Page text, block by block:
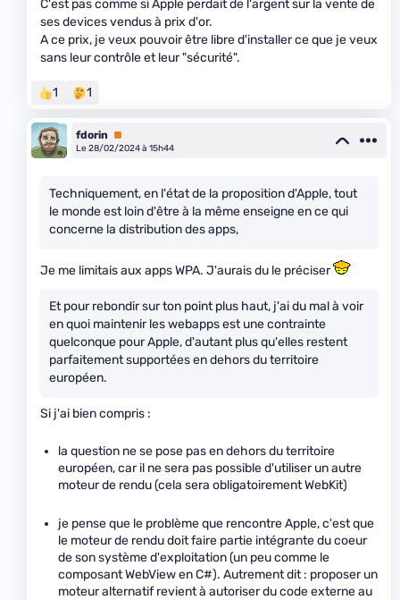
C'est pas comme si Apple perdait de l'argent sur la vente de
ses devices vendus à prix d'or.
A ce prix, je veux pouvoir être libre d'installer ce que je veux
sans leur contrôle et leur "sécurité".
1 1
fdorin
Premium
Le 28/02/2024 à 15h44
Techniquement, en l'état de la proposition d'Apple, tout
le monde est loin d'être à la même enseigne en ce qui
concerne la distribution des apps,
Je me limitais aux apps WPA. J'aurais du le préciser
Et pour rebondir sur ton point plus haut, j'ai du mal à voir
en quoi maintenir les webapps est une contrainte
quelconque pour Apple, d'autant plus qu'elles restent
parfaitement supportées en dehors du territoire
européen.
Si j'ai bien compris :
la question ne se pose pas en dehors du territoire
européen, car il ne sera pas possible d'utiliser un autre
moteur de rendu (cela sera obligatoirement WebKit)
je pense que le problème que rencontre Apple, c'est que
le moteur de rendu doit faire partie intégrante du coeur
de son système d'exploitation (un peu comme le
composant WebView en C#). Autrement dit : proposer un
moteur alternatif revient à autoriser du code externe au